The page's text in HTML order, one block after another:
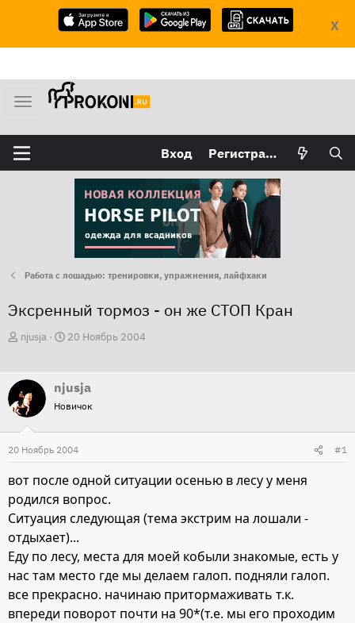
X
М
н
ю
Вход Регистрация
Работа с лошадью: тренировки, упражнения, лайфхаки
Эксренный тормоз - он же СТОП Кран
А
о
р
т
е
ы
njusja
Д
а
н
а
ч
л
а
20 Ноябрь 2004
njusja
Новичок
20 Ноябрь 2004 #1
вот после одной ситуации осенью в лесу у меня
родился вопрос.
Ситуация следующая (тема экстрим на лошали -
отдыхает)...
Еду по лесу, места для моей кобыли знакомые, есть у
нас там место где мы делаем галоп. подняли галоп.
все прекрасно. начинаю притормаживать т.к.
впереди поворот почти на 90*(т.е. мы его проходим